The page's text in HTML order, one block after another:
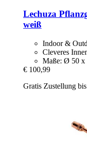
Lechuza
weiß
Indoor &
Cleveres
Maße: Ø 50 x
€ 100,99
Gratis Zustellung